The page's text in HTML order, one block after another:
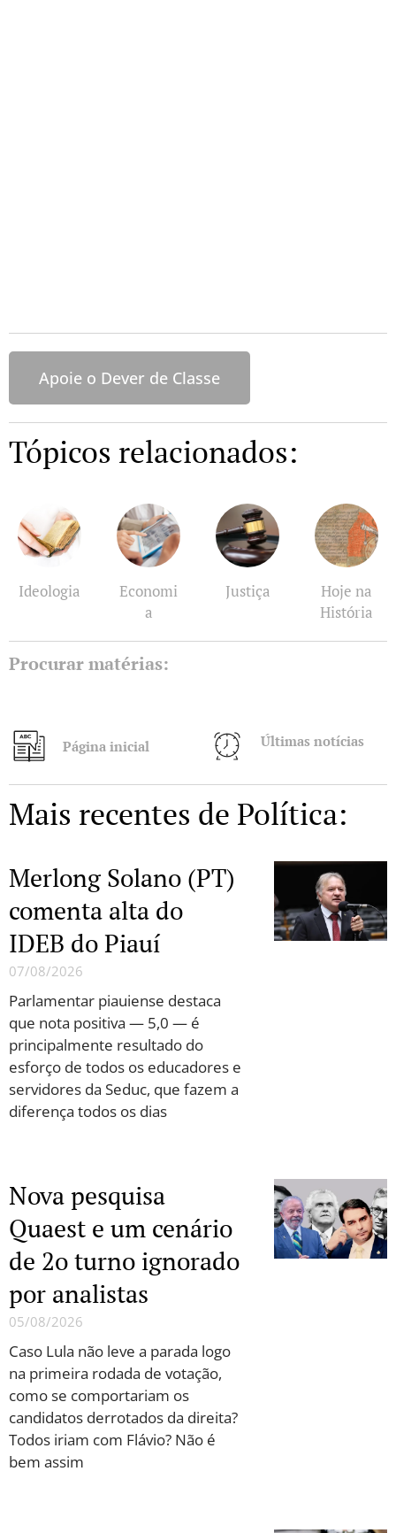
Apoie o Dever de Classe
Tópicos relacionados:
Ideologia
Economi
a
Justiça
Hoje na
História
Procurar matérias:
Página inicial Últimas notícias
Mais recentes de Política:
Merlong Solano (PT)
comenta alta do
IDEB do Piauí
07/08/2026
Parlamentar piauiense destaca
que nota positiva — 5,0 — é
principalmente resultado do
esforço de todos os educadores e
servidores da Seduc, que fazem a
diferença todos os dias
Nova pesquisa
Quaest e um cenário
de 2o turno ignorado
por analistas
05/08/2026
Caso Lula não leve a parada logo
na primeira rodada de votação,
como se comportariam os
candidatos derrotados da direita?
Todos iriam com Flávio? Não é
bem assim